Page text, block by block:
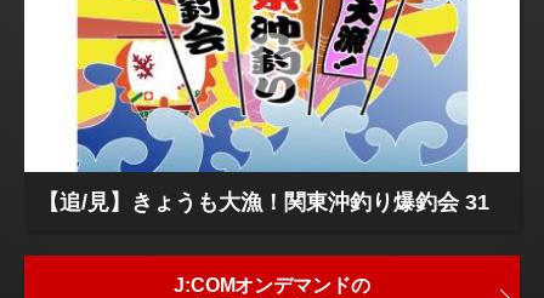
【追/見】きょうも大漁！関東沖釣り爆釣会 31
J:COMオンデマンドの